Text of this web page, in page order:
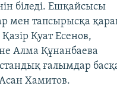
біледі. Ешқайсысы
мен тапсырысқа
Қуат Есенов,
Алма Құнанбаева
ғалымдар
Хамитов.